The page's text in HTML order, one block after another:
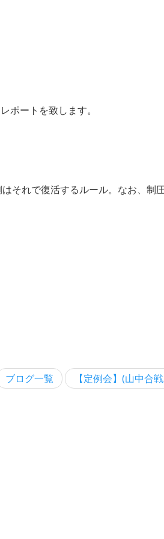
ポートを致します。
それで復活するルール。なお、制
ブログ一覧 【定例会】(山中合